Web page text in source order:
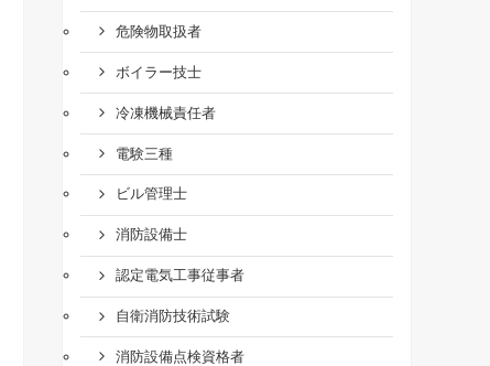
危険物取扱者
ボイラー技士
冷凍機械責任者
電験三種
ビル管理士
消防設備士
認定電気工事従事者
自衛消防技術試験
消防設備点検資格者